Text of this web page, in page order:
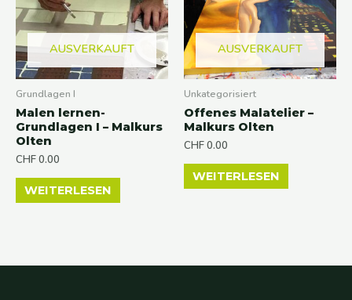
AUSVERKAUFT
Grundlagen I
Malen lernen-
Grundlagen I – Malkurs
Olten
CHF0.00
WEITERLESEN
AUSVERKAUFT
Unkategorisiert
Offenes Malatelier –
Malkurs Olten
CHF0.00
WEITERLESEN